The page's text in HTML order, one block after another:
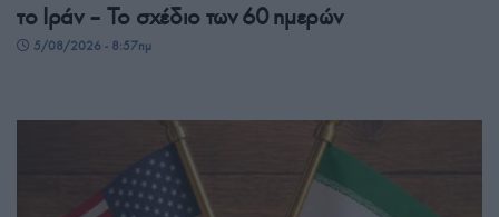
το Ιράν – Το σχέδιο των 60 ημερών
5/08/2026 - 8:57πμ